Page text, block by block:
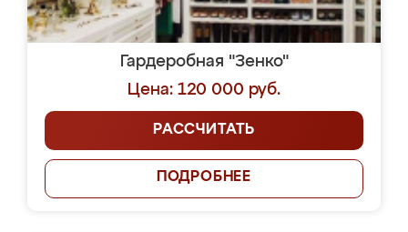
Гардеробная "Зенко"
Цена: 120 000 руб.
РАССЧИТАТЬ
ПОДРОБНЕЕ